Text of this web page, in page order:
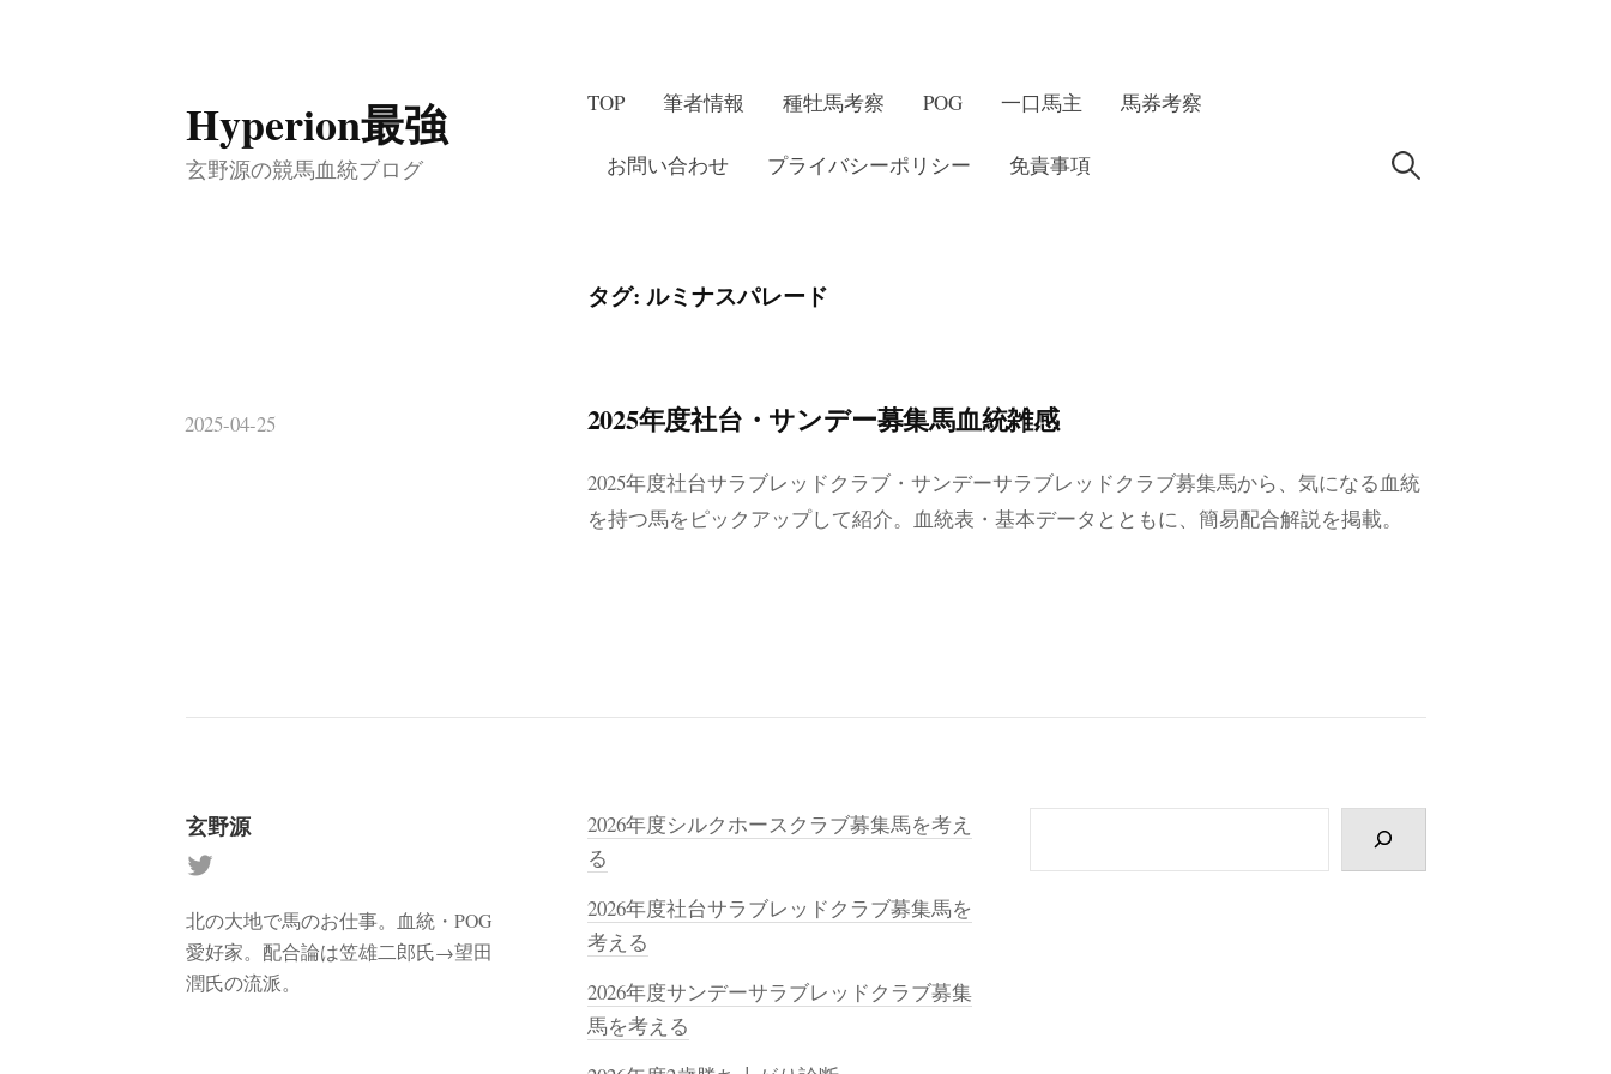
ン
テ
プ
Hyperion最強
玄野源の競馬血統ブログ
TOP 筆者情報 種牡馬考察 POG 一口馬主 馬券考察
お問い合わせ プライバシーポリシー 免責事項 検
タグ: ルミナスパレード
2025-04-25 2025年度社台・サンデー募集馬血統雑感
2025年度社台サラブレッドクラブ・サンデーサラブレッドクラブ募集馬から、気になる血統
を持つ馬をピックアップして紹介。血統表・基本データとともに、簡易配合解説を掲載。
玄野源
北の大地で馬のお仕事。血統・POG
愛好家。配合論は笠雄二郎氏→望田
潤氏の流派。
2026年度シルクホースクラブ募集馬を考え
る
2026年度社台サラブレッドクラブ募集馬を
考える
2026年度サンデーサラブレッドクラブ募集
馬を考える